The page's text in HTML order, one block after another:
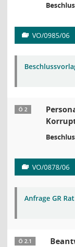
VO/0985/06
Ö 2
VO/0878/06
Anfrage GR
Ö 2.1